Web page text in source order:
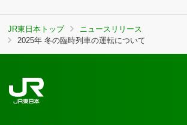
JR東日本トップ
ニュースリリース
2025年 冬の臨時列車の運転について